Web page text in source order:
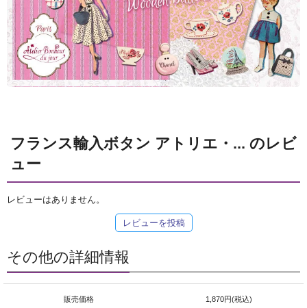
フランス輸入ボタン アトリエ・... のレビ
ュー
レビューはありません。
レビューを投稿
その他の詳細情報
販売価格 1,870円(税込)